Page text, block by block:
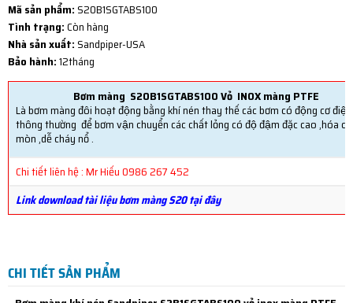
Mã sản phẩm:S20B1SGTABS100
Tình trạng:Còn hàng
Nhà sản xuất:Sandpiper-USA
Bảo hành:12tháng
Bơm màng S20B1SGTABS100 Vỏ INOX màng PTFE
Là bơm màng đôi hoạt động bằng khí nén thay thế các bơm có động cơ điện
thông thường để bơm vận chuyển các chất lỏng có độ đậm đặc cao ,hóa
mòn ,dễ cháy nổ .
Chi tiết liên hệ : Mr Hiếu 0986 267 452
Link download tài liệu bơm màng S20 tại đây
CHI TIẾT SẢN PHẨM